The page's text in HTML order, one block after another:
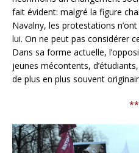
fait évident: malgré la figure
Navalny, les protestations
lui. On ne peut pas considérer
Dans sa forme actuelle,
jeunes mécontents,
de plus en plus souvent